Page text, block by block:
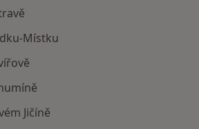
Místku
Jičíně